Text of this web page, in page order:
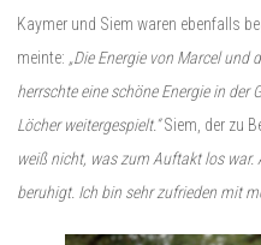
Kaymer und Siem waren ebenfalls
meinte: „Die Energie von Marcel und
herrschte eine schöne Energie in der
Löcher weitergespielt.“Siem, der zu
weiß nicht, was zum Auftakt los
beruhigt. Ich bin sehr zufrieden mit